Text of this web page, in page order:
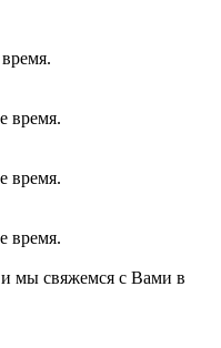
время.
время.
время.
мы свяжемся с Вами в